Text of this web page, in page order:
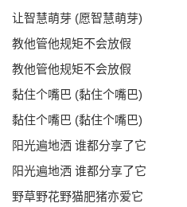
让智慧萌芽 (愿智慧萌芽)
教他管他规矩不会放假
教他管他规矩不会放假
黏住个嘴巴 (黏住个嘴巴)
黏住个嘴巴 (黏住个嘴巴)
阳光遍地洒 谁都分享了它
阳光遍地洒 谁都分享了它
野草野花野猫肥猪亦爱它